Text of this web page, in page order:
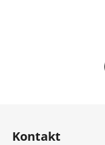
Kontakt